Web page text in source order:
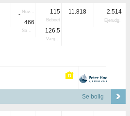
- Nuvær.
466
Samlet
115
Beboet
126.5
Vægtet
11.818 2.514
Ejerudg.
Se bolig